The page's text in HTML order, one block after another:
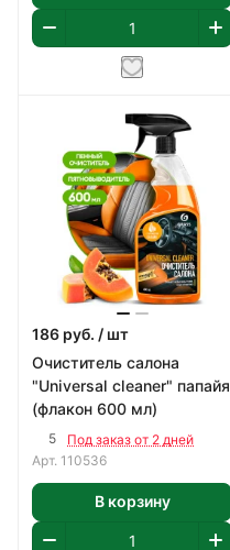
186 руб. / шт
Очиститель салона
"Universal сleaner" папайя
(флакон 600 мл)
5
Под заказ от 2 дней
Арт. 110536
В корзину